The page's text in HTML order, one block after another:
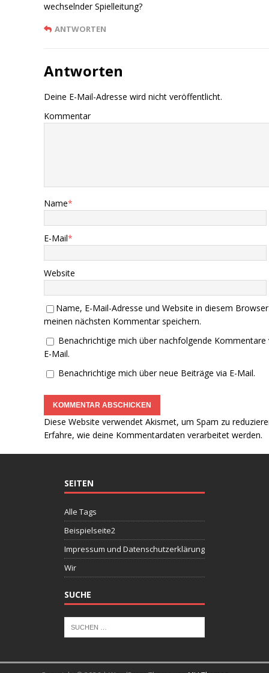
wechselnder Spielleitung?
ANTWORTEN
Antworten
Deine E-Mail-Adresse wird nicht veröffentlicht.
Kommentar
Name*
E-Mail*
Website
Name, E-Mail-Adresse und Website in diesem
meinen nächsten Kommentar speichern.
Benachrichtige mich über nachfolgende Kommentare
E-Mail.
Benachrichtige mich über neue Beiträge via E-Mail.
Diese Website verwendet Akismet, um Spam zu
Erfahre, wie deine Kommentardaten verarbeitet werden.
SEITEN
Alle Tags
Beispielseite2
Impressum und Datenschutzerklärung
Wir
SUCHE